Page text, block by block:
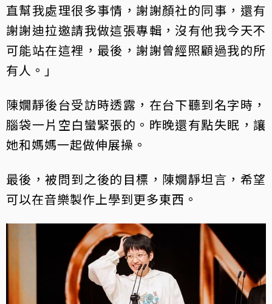
直幫我處理很多事情，謝謝顏社的同事，還有
謝謝迪拉邀請我做這張專輯，沒有他我今天不
可能站在這裡，最後，謝謝曾經照顧過我的所
有人。」
陳嫺靜後台受訪時透露，在台下聽到名字時，
腦袋一片空白蠻緊張的。昨晚還有點失眠，讓
她和媽媽一起做伸展操。
最後，被問到之後的目標，陳嫺靜坦言，希望
可以在音樂製作上學到更多東西。